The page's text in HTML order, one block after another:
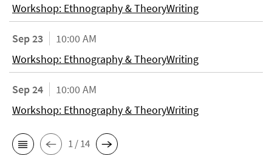
Workshop: Ethnography & TheoryWriting
Sep 23
10:00 AM
Workshop: Ethnography & TheoryWriting
Sep 24
10:00 AM
Workshop: Ethnography & TheoryWriting
1 / 14